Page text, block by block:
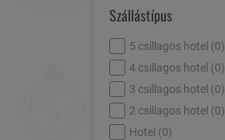
Szállástípus
5 csillagos hotel (0)
4 csillagos hotel (0)
3 csillagos hotel (0)
2 csillagos hotel (0)
Hotel (0)